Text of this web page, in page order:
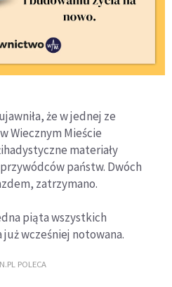
że w jednej ze
Wiecznym Mieście
materiały
państw. Dwóch
zatrzymano.
piąta wszystkich
wcześniej notowana.
POLECA